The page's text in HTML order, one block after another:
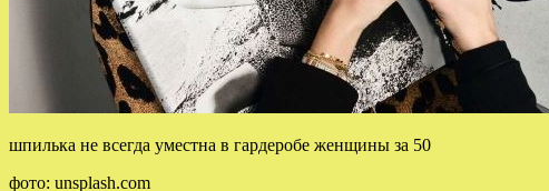
шпилька не всегда уместна в гардеробе женщины за 50
фото: unsplash.com